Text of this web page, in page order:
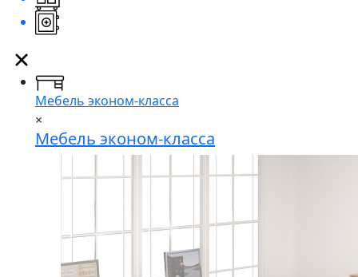
Мебель эконом-класса
×
Мебель эконом-класса